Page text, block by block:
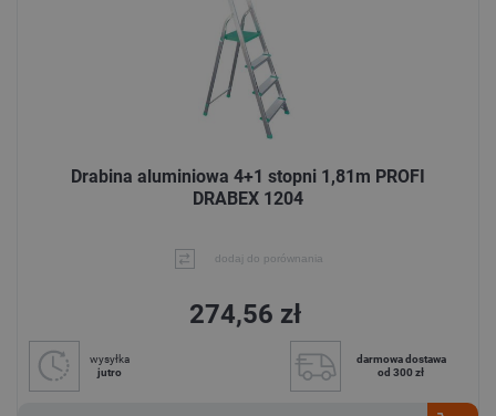
Drabina aluminiowa 4+1 stopni 1,81m PROFI
DRABEX 1204
dodaj do porównania
274,56 zł
wysyłka
jutro
darmowa dostawa
od 300 zł